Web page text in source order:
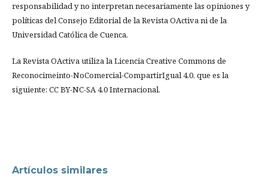
responsabilidad y no interpretan necesariamente las opiniones y
políticas del Consejo Editorial de la Revista OActiva ni de la
Universidad Católica de Cuenca.
La Revista OActiva utiliza la Licencia Creative Commons de
Reconocimeinto-NoComercial-CompartirIgual 4.0, que es la
siguiente: CC BY-NC-SA 4.0 Internacional.
Artículos similares